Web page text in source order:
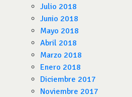
Julio 2018
Junio 2018
Mayo 2018
Abril 2018
Marzo 2018
Enero 2018
Diciembre 2017
Noviembre 2017